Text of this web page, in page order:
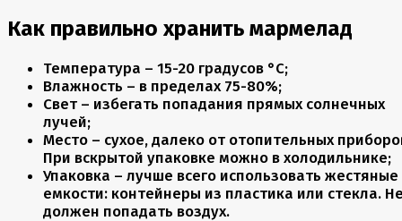
Как правильно хранить мармелад
Температура – 15-20 градусов °С;
Влажность – в пределах 75-80%;
Свет – избегать попадания прямых солнечных
лучей;
Место – сухое, далеко от отопительных
При вскрытой упаковке можно в холодильнике;
Упаковка – лучше всего использовать жестяные
емкости: контейнеры из пластика или стекла.
должен попадать воздух.